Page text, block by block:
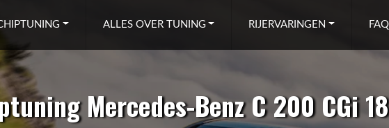
ALLES OVER TUNING RIJERVARINGEN
Mercedes-Benz C 200 CGi